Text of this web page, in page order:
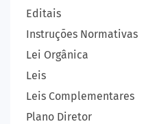
Editais
Instruções Normativas
Lei Orgânica
Leis
Leis Complementares
Plano Diretor